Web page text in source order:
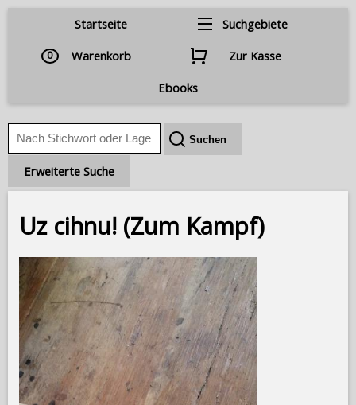
Startseite Suchgebiete
0 Warenkorb
Zur Kasse
Ebooks
Erweiterte Suche
Uz cihnu! (Zum Kampf)